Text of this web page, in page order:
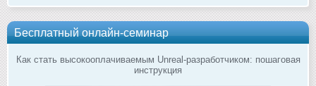
Бесплатный онлайн-семинар
Как стать высокооплачиваемым Unreal-разработчиком: пошаговая
инструкция